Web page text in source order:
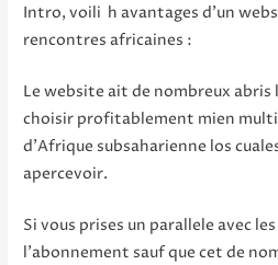
Intro, voili h avantages d’un
rencontres africaines :
Le website ait de nombreux abris
choisir profitablement mien
d’Afrique subsaharienne los
apercevoir.
Si vous prises un parallele avec
l’abonnement sauf que cet de